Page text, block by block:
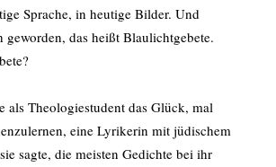
Sprache, in heutige Bilder. Und
geworden, das heißt Blaulichtgebete.
als Theologiestudent das Glück, mal
eine Lyrikerin mit jüdischem
sagte, die meisten Gedichte bei ihr